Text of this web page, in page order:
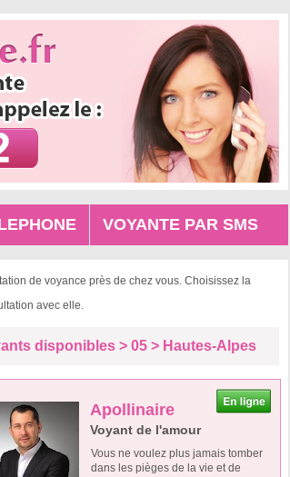
VOYANTE PAR SMS
de voyance près de chez vous. Choisissez la
avec elle.
disponibles > 05 > Hautes-Alpes
Apollinaire
Voyant de l'amour
Vous ne voulez plus jamais tomber
dans les pièges de la vie et de